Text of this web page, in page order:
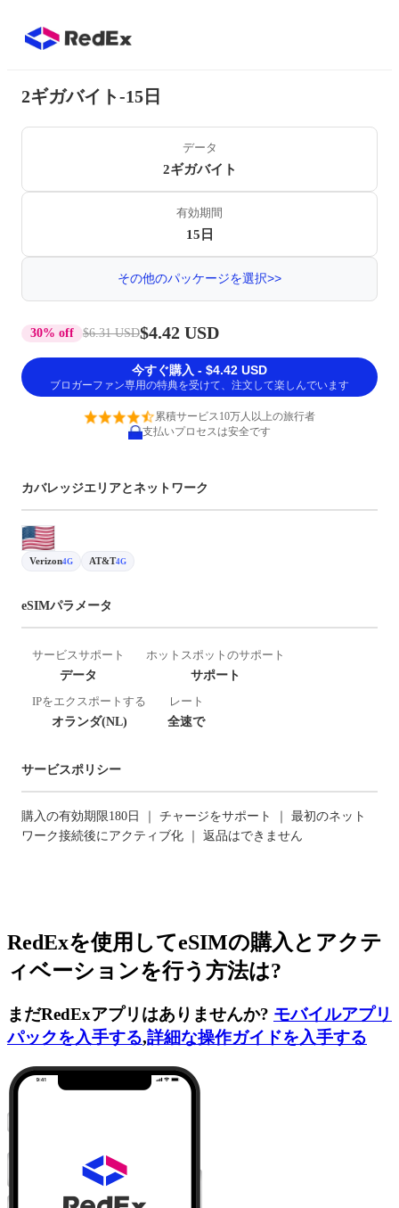
2ギガバイト-15日
データ
2ギガバイト
有効期間
15日
その他のパッケージを選択>>
30% off $6.31 USD$4.42 USD
今すぐ購入 - $4.42 USD
ブロガーファン専用の特典を受けて、注文して楽しんでいます
累積サービス10万人以上の旅行者
支払いプロセスは安全です
カバレッジエリアとネットワーク
Verizon4G AT&T4G
eSIMパラメータ
サービスサポート
データ
ホットスポットのサポート
サポート
IPをエクスポートする
オランダ(NL)
レート
全速で
サービスポリシー
購入の有効期限180日 ｜ チャージをサポート ｜ 最初のネット
ワーク接続後にアクティブ化 ｜ 返品はできません
RedExを使用してeSIMの購入とアクテ
ィベーションを行う方法は?
まだRedExアプリはありませんか? モバイルアプリ
パックを入手する,詳細な操作ガイドを入手する